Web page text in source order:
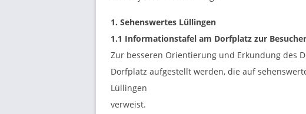
Ü
L
L
1. Sehenswertes Lüllingen
1.1 Informationstafel am Dorfplatz zur
Zur besseren Orientierung und Erkundung des
Dorfplatz aufgestellt werden, die auf
Lüllingen
verweist.